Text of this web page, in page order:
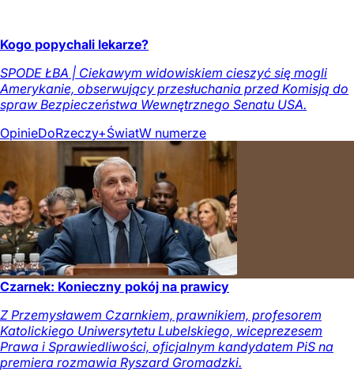
Kogo popychali lekarze?
SPODE ŁBA | Ciekawym widowiskiem cieszyć się mogli
Amerykanie, obserwujący przesłuchania przed Komisją do
spraw Bezpieczeństwa Wewnętrznego Senatu USA.
OpinieDoRzeczy+ŚwiatW numerze
Czarnek: Konieczny pokój na prawicy
Z Przemysławem Czarnkiem, prawnikiem, profesorem
Katolickiego Uniwersytetu Lubelskiego, wiceprezesem
Prawa i Sprawiedliwości, oficjalnym kandydatem PiS na
premiera rozmawia Ryszard Gromadzki.